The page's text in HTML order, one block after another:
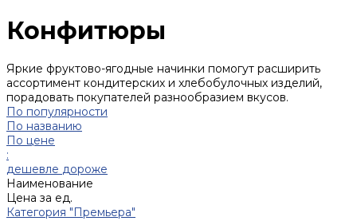
Конфитюры
Яркие фруктово-ягодные начинки помогут расширить
ассортимент кондитерских и хлебобулочных изделий,
порадовать покупателей разнообразием вкусов.
По популярности
По названию
По цене
:
дешевле дороже
Наименование
Цена за ед.
Категория "Премьера"